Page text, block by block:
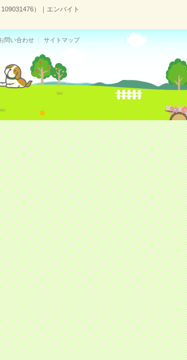
）｜エンバイト
問い合わせ サイトマップ